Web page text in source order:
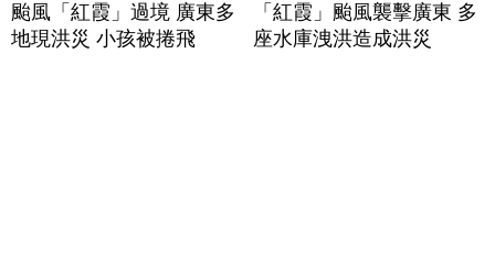
颱風「紅霞」過境 廣東多
地現洪災 小孩被捲飛
「紅霞」颱風襲擊廣東 多
座水庫洩洪造成洪災